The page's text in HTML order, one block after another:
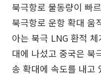
북극항로 물동량이 빠
북극항로 운항 확대 움
아는 북극 LNG 환적
대에 나섰고 중국은 북
송 확대에 속도를 내고